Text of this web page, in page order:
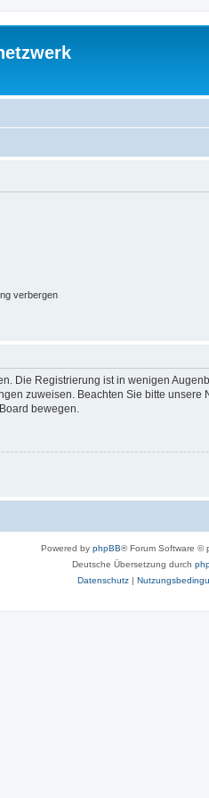
verbergen
Die Registrierung ist in wenigen
zuweisen. Beachten Sie bitte
bewegen.
Powered by phpBB® Forum Software ©
Deutsche Übersetzung durch
Datenschutz|